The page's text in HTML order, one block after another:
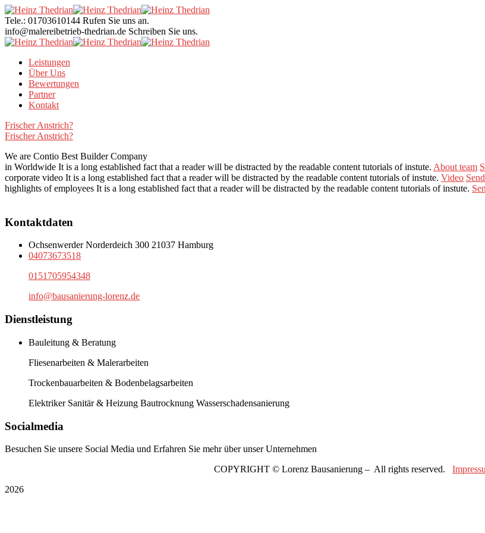
Tele.: 01703610144 Rufen Sie uns an.
info@malereibetrieb-thedrian.de Schreiben Sie uns.
Leistungen
Über Uns
Bewertungen
Partner
Kontakt
Frischer Anstrich?
Frischer Anstrich?
We are Contio Best Builder Company
in Worldwide It is a long established fact that a reader will be distracted by the readable content tutorials of instute. About team
corporate video It is a long established fact that a reader will be distracted by the readable content tutorials of instute. Video
highlights of employees It is a long established fact that a reader will be distracted by the readable content tutorials of instute.
Kontaktdaten
Ochsenwerder Norderdeich 300 21037 Hamburg
04073673518
0151705954348
info@bausanierung-lorenz.de
Dienstleistung
Bauleitung & Beratung
Fliesenarbeiten & Malerarbeiten
Trockenbauarbeiten & Bodenbelagsarbeiten
Elektriker Sanitär & Heizung Bautrocknung Wasserschadensanierung
Socialmedia
Besuchen Sie unsere Social Media und Erfahren Sie mehr über unser Unternehmen
COPYRIGHT © Lorenz Bausanierung – All rights reserved.
2026